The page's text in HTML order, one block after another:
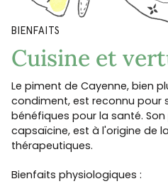
BIENFAITS
Cuisine et
Le piment de Cayenne, bien
condiment, est reconnu pour
bénéfiques pour la santé.
capsaïcine, est à l'origine de
thérapeutiques.
Bienfaits physiologiques :